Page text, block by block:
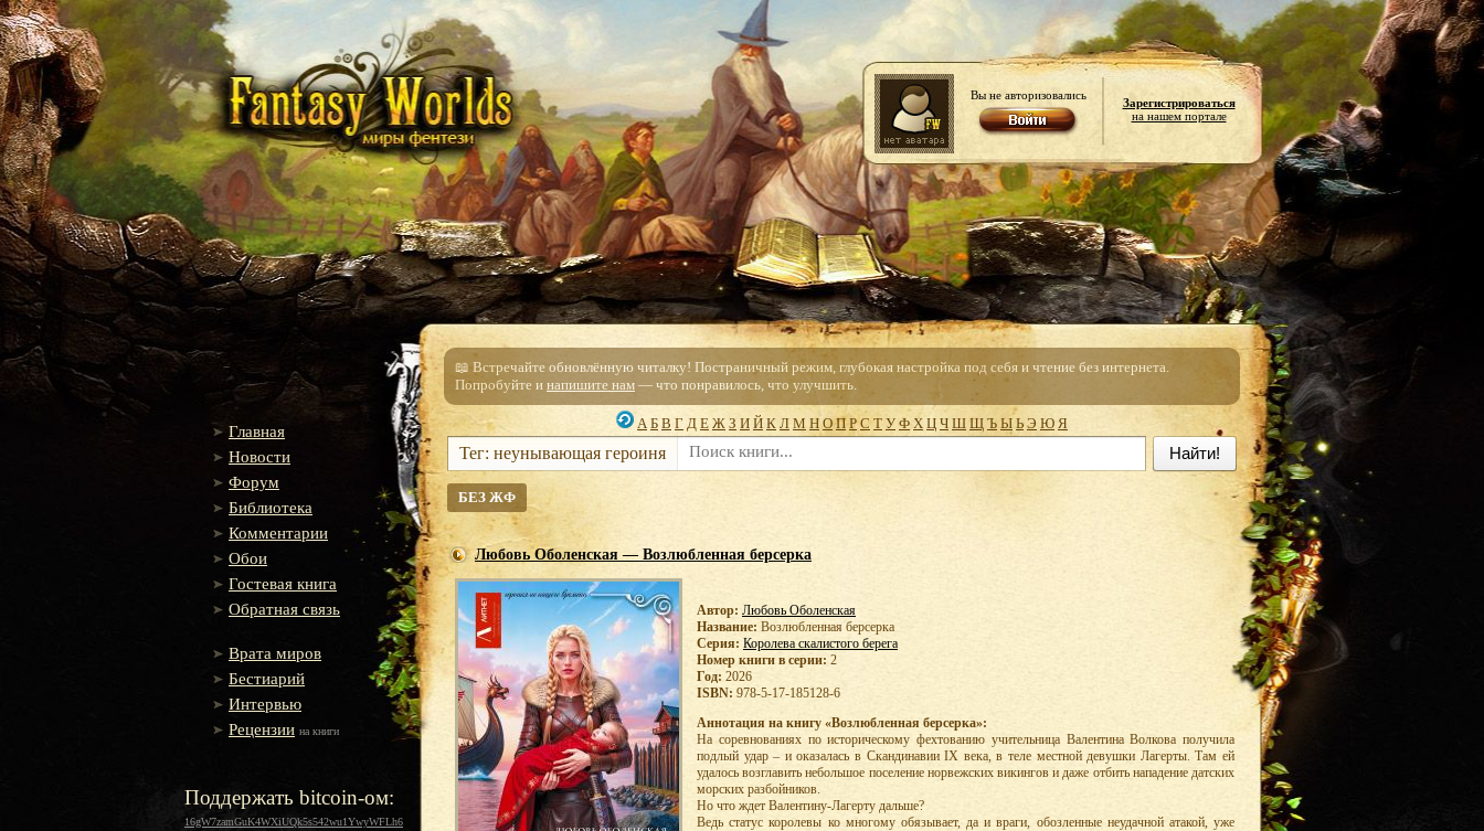
Вы не авторизовались
Зарегистрироваться
на нашем портале
Главная
Новости
Форум
Библиотека
Комментарии
Обои
Гостевая книга
Обратная связь
Врата миров
Бестиарий
Интервью
Рецензии на книги
Поддержать bitcoin-ом:
16gW7zamGuK4WXiUQk5s542wu1YwyWFLh6
📖 Встречайте обновлённую читалку! Постраничный режим, глубокая настройка под себя и чтение без интернета.
Попробуйте и напишите нам — что понравилось, что улучшить.
А Б В Г Д Е Ж З И Й К Л М Н О П Р С Т У Ф Х Ц Ч Ш Щ Ъ Ы Ь Э Ю Я
Найти!
Тег: неунывающая героиня
БЕЗ ЖФ
Любовь Оболенская — Возлюбленная берсерка
Автор: Любовь Оболенская
Название: Возлюбленная берсерка
Серия: Королева скалистого берега
Номер книги в серии: 2
Год: 2026
ISBN: 978-5-17-185128-6
Аннотация на книгу «Возлюбленная берсерка»:
На соревнованиях по историческому фехтованию учительница Валентина Волкова получила
подлый удар – и оказалась в Скандинавии IX века, в теле местной девушки Лагерты. Там ей
удалось возглавить небольшое поселение норвежских викингов и даже отбить нападение датских
морских разбойников.
Но что ждет Валентину-Лагерту дальше?
Ведь статус королевы ко многому обязывает, да и враги, обозленные неудачной атакой, уже